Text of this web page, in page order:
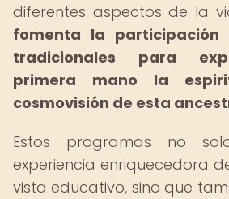
diferentes aspectos de la
fomenta la participación
tradicionales para
primera mano la
cosmovisión de esta
Estos programas no
experiencia enriquecedora
vista educativo, sino que